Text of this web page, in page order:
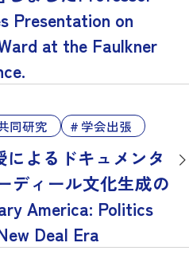
Presentation on
at the Faulkner
同研究 学会出張
よるドキュメンタ
ディール文化生成の
America: Politics
Deal Era